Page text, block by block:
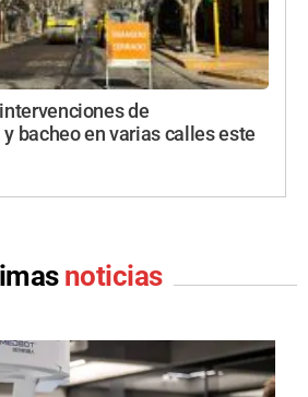
de
bacheo en varias calles este
noticias